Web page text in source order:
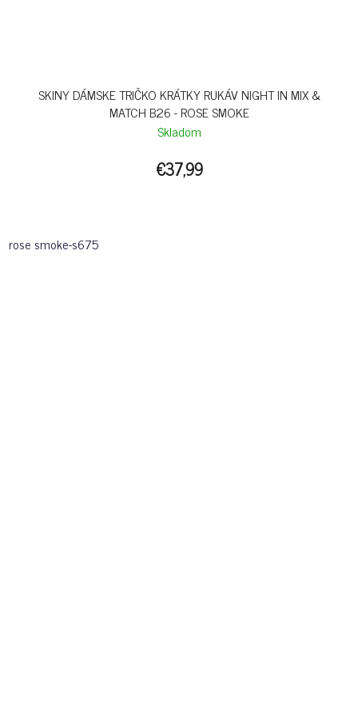
SKINY DÁMSKE TRIČKO KRÁTKY RUKÁV NIGHT IN MIX &
MATCH B26 - ROSE SMOKE
Skladom
€37,99
rose smoke-s675